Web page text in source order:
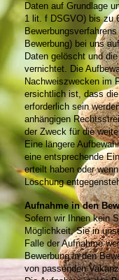
Daten auf Grundlage
1 lit. f DSGVO) bis zu
Bewerbung) bei uns
Daten gelöscht und
vernichtet. Die
Nachweiszwecken im
ersichtlich ist, dass
erforderlich sein
anhängigen
der Zweck für die
Eine längere
eine entsprechende
erteilt haben oder
Löschung
Aufnahme in den
Sofern wir Ihnen kein
Möglichkeit, Sie in
Falle der Aufnahme
Bewerbung in den
von passenden